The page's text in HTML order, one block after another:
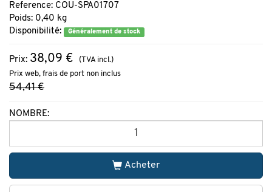
Reference: COU-SPA01707
Poids: 0,40 kg
Disponibilité:
Généralement de stock
Prix: 38,09 €
(TVA incl.)
Prix web, frais de port non inclus
54,41 €
NOMBRE:
Acheter